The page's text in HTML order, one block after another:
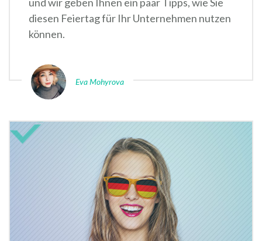
diesen Feiertag für Ihr Unternehmen nutzen
können.
Eva Mohyrova